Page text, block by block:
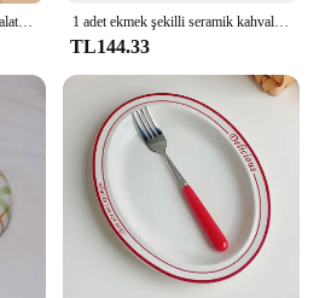
Yaratıcı meyve şekilli seramik salata kasesi aile meyve atıştırma tabağı yemek tabağı komple sofra mutfak eşyaları aksesuarları 1 adet ekmek şekilli seramik kahvaltı tatlı tabağı tost yemekleri salata meyve aperatif tepsisi ev sofra yemek tabağı sofra
TL144.33